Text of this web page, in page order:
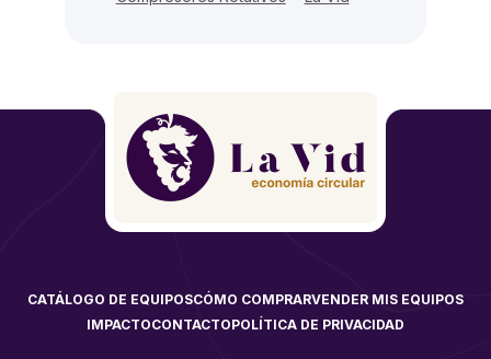
CATÁLOGO DE EQUIPOSCÓMO COMPRARVENDER MIS EQUIPOS
IMPACTOCONTACTOPOLÍTICA DE PRIVACIDAD